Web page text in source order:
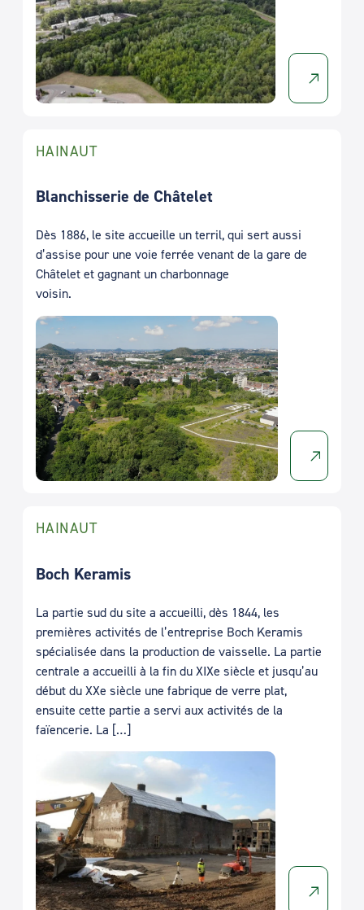
HAINAUT
Blanchisserie de Châtelet
Dès 1886, le site accueille un terril, qui sert aussi
d’assise pour une voie ferrée venant de la gare de
Châtelet et gagnant un charbonnage
voisin.
HAINAUT
Boch Keramis
La partie sud du site a accueilli, dès 1844, les
premières activités de l’entreprise Boch Keramis
spécialisée dans la production de vaisselle. La partie
centrale a accueilli à la fin du XIXe siècle et jusqu’au
début du XXe siècle une fabrique de verre plat,
ensuite cette partie a servi aux activités de la
faïencerie. La […]